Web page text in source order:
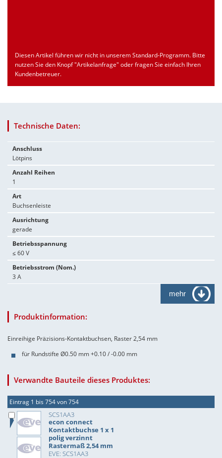
Diesen Artikel führen wir nicht in unserem Standard-Programm. Bitte
nutzen Sie den Knopf "Artikelanfrage" oder fragen Sie einfach Ihren
Kundenbetreuer.
Technische Daten:
Anschluss
Lötpins
Anzahl Reihen
1
Art
Buchsenleiste
Ausrichtung
gerade
Betriebsspannung
≤ 60 V
Betriebsstrom (Nom.)
3 A
mehr
Produktinformation:
Einreihige Präzisions-Kontaktbuchsen, Raster 2,54 mm
für Rundstifte Ø0.50 mm +0.10 / -0.00 mm
Verwandte Bauteile dieses Produktes:
Eintrag 1 bis 754 von 754
SCS1AA3
econ connect
Kontaktbuchse 1 x 1
polig verzinnt
Rastermaß 2,54 mm
EVE: SCS1AA3